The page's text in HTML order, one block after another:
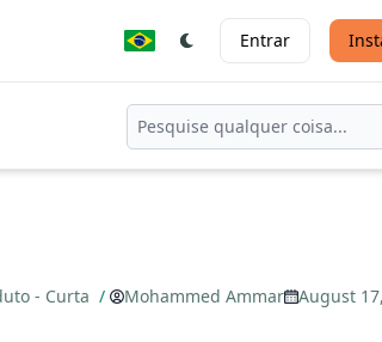
Entrar
- Curta / Mohammed Ammar
August